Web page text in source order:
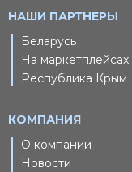
НАШИ ПАРТНЕРЫ
Беларусь
На маркетплейсах
Республика Крым
КОМПАНИЯ
О компании
Новости